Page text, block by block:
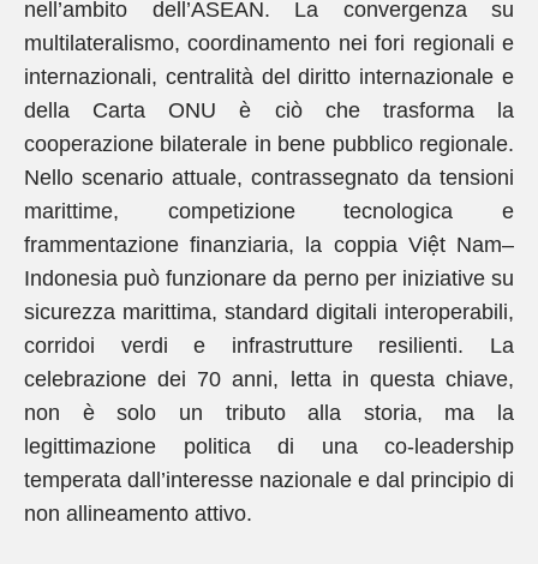
nell’ambito dell’ASEAN. La convergenza su
multilateralismo, coordinamento nei fori regionali e
internazionali, centralità del diritto internazionale e
della Carta ONU è ciò che trasforma la
cooperazione bilaterale in bene pubblico regionale.
Nello scenario attuale, contrassegnato da tensioni
marittime, competizione tecnologica e
frammentazione finanziaria, la coppia Việt Nam–
Indonesia può funzionare da perno per iniziative su
sicurezza marittima, standard digitali interoperabili,
corridoi verdi e infrastrutture resilienti. La
celebrazione dei 70 anni, letta in questa chiave,
non è solo un tributo alla storia, ma la
legittimazione politica di una co-leadership
temperata dall’interesse nazionale e dal principio di
non allineamento attivo.